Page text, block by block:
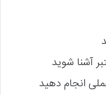
آشنا شوید
انجام دهید